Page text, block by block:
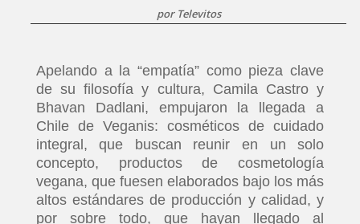
por Televitos
Apelando a la “empatía” como pieza clave
de su filosofía y cultura, Camila Castro y
Bhavan Dadlani, empujaron la llegada a
Chile de Veganis: cosméticos de cuidado
integral, que buscan reunir en un solo
concepto, productos de cosmetología
vegana, que fuesen elaborados bajo los más
altos estándares de producción y calidad, y
por sobre todo, que hayan llegado al